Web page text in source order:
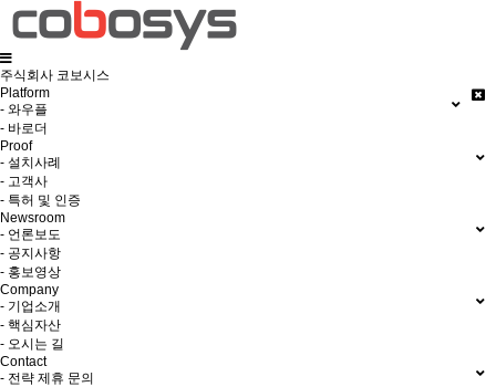
주식회사 코보시스
Platform
- 와우플
- 바로더
Proof
- 설치사례
- 고객사
- 특허 및 인증
Newsroom
- 언론보도
- 공지사항
- 홍보영상
Company
- 기업소개
- 핵심자산
- 오시는 길
Contact
- 전략 제휴 문의